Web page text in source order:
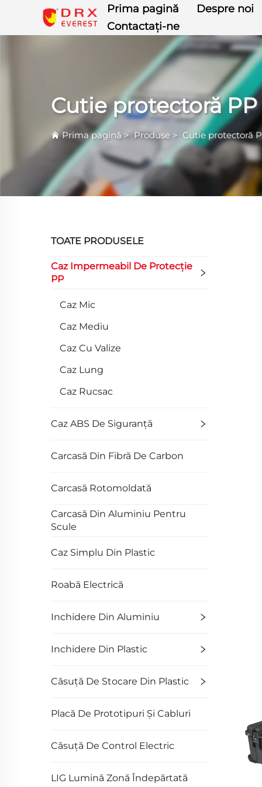
Prima pagină
Despre noi
Contactați-ne
Cutie protectoră
Prima pagină >Produse > Cutie protectoră
TOATE PRODUSELE
Caz Impermeabil De Protecție
PP
Caz Mic
Caz Mediu
Caz Cu Valize
Caz Lung
Caz Rucsac
Caz ABS De Siguranță
Carcasă Din Fibră De Carbon
Carcasă Rotomoldată
Carcasă Din Aluminiu Pentru
Scule
Caz Simplu Din Plastic
Roabă Electrică
Inchidere Din Aluminiu
Inchidere Din Plastic
Căsuță De Stocare Din Plastic
Placă De Prototipuri Și Cabluri
Căsuță De Control Electric
LIG Lumină Zonă Îndepărtată